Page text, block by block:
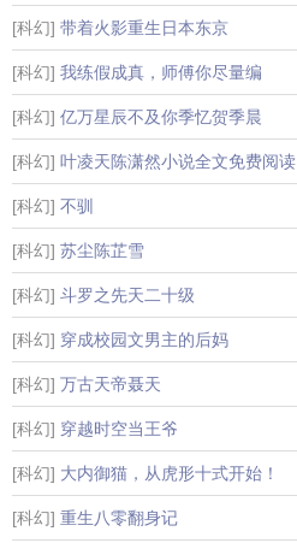
[科幻] 带着火影重生日本东京
[科幻] 我练假成真，师傅你尽量编
[科幻] 亿万星辰不及你季忆贺季晨
[科幻] 叶凌天陈潇然小说全文免费阅读
[科幻] 不驯
[科幻] 苏尘陈芷雪
[科幻] 斗罗之先天二十级
[科幻] 穿成校园文男主的后妈
[科幻] 万古天帝聂天
[科幻] 穿越时空当王爷
[科幻] 大内御猫，从虎形十式开始！
[科幻] 重生八零翻身记